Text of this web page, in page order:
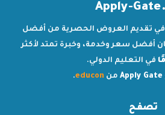
Apply-
تقديم العروض الحصرية من أفضل
أفضل سعر وخدمة، وخبرة تمتد لأكثر
في التعليم الدولي.
Apply Gate من educon
.
تصفح